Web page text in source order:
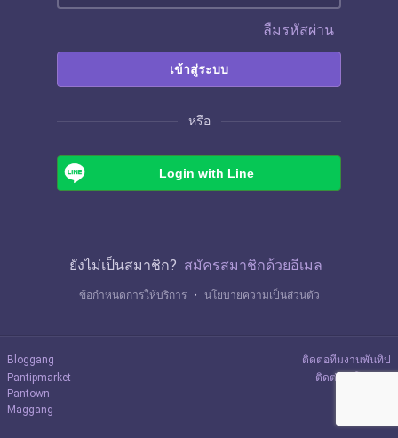
ลืมรหัสผ่าน
เข้าสู่ระบบ
หรือ
Login with Line
ยังไม่เป็นสมาชิก? สมัครสมาชิกด้วยอีเมล
ข้อกำหนดการให้บริการ ・ นโยบายความเป็นส่วนตัว
Bloggang
Pantipmarket
Pantown
Maggang
ติดต่อทีมงานพันทิป
ติดต่อลงโฆษณา